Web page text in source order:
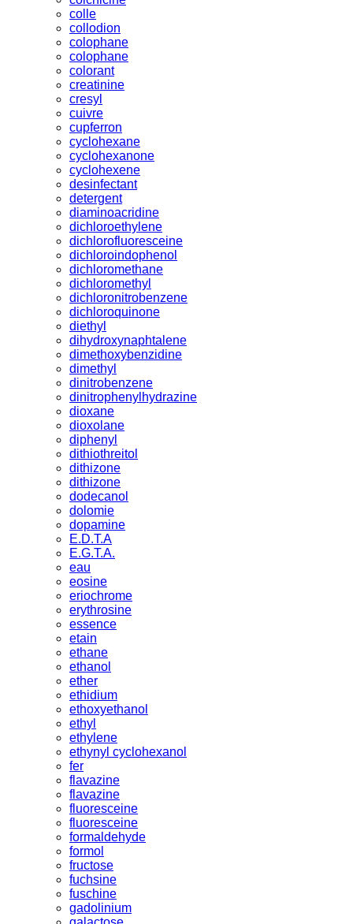
colle
collodion
colophane
colophane
colorant
creatinine
cresyl
cuivre
cupferron
cyclohexane
cyclohexanone
cyclohexene
desinfectant
detergent
diaminoacridine
dichloroethylene
dichlorofluoresceine
dichloroindophenol
dichloromethane
dichloromethyl
dichloronitrobenzene
dichloroquinone
diethyl
dihydroxynaphtalene
dimethoxybenzidine
dimethyl
dinitrobenzene
dinitrophenylhydrazine
dioxane
dioxolane
diphenyl
dithiothreitol
dithizone
dithizone
dodecanol
dolomie
dopamine
E.D.T.A
E.G.T.A.
eau
eosine
eriochrome
erythrosine
essence
etain
ethane
ethanol
ether
ethidium
ethoxyethanol
ethyl
ethylene
ethynyl cyclohexanol
fer
flavazine
flavazine
fluoresceine
fluoresceine
formaldehyde
formol
fructose
fuchsine
fuschine
gadolinium